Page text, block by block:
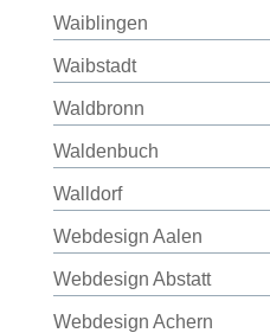
Waiblingen
Waibstadt
Waldbronn
Waldenbuch
Walldorf
Webdesign Aalen
Webdesign Abstatt
Webdesign Achern